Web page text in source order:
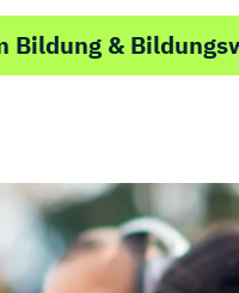
Bildung &